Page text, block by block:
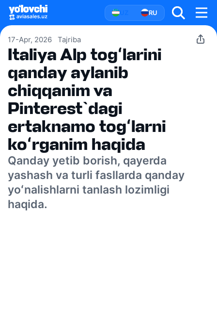
RU
17-Apr, 2026 Tajriba
Italiya Alp togʻlarini
qanday aylanib
chiqqanim va
Pinterest`dagi
ertaknamo togʻlarni
koʻrganim haqida
Qanday yetib borish, qayerda
yashash va turli fasllarda qanday
yoʻnalishlarni tanlash lozimligi
haqida.